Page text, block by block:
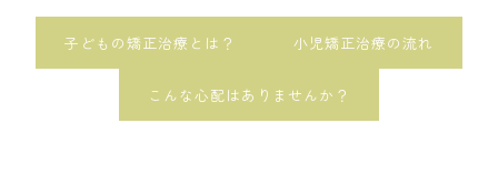
子どもの矯正治療とは？ 小児矯正治療の流れ
こんな心配はありませんか？